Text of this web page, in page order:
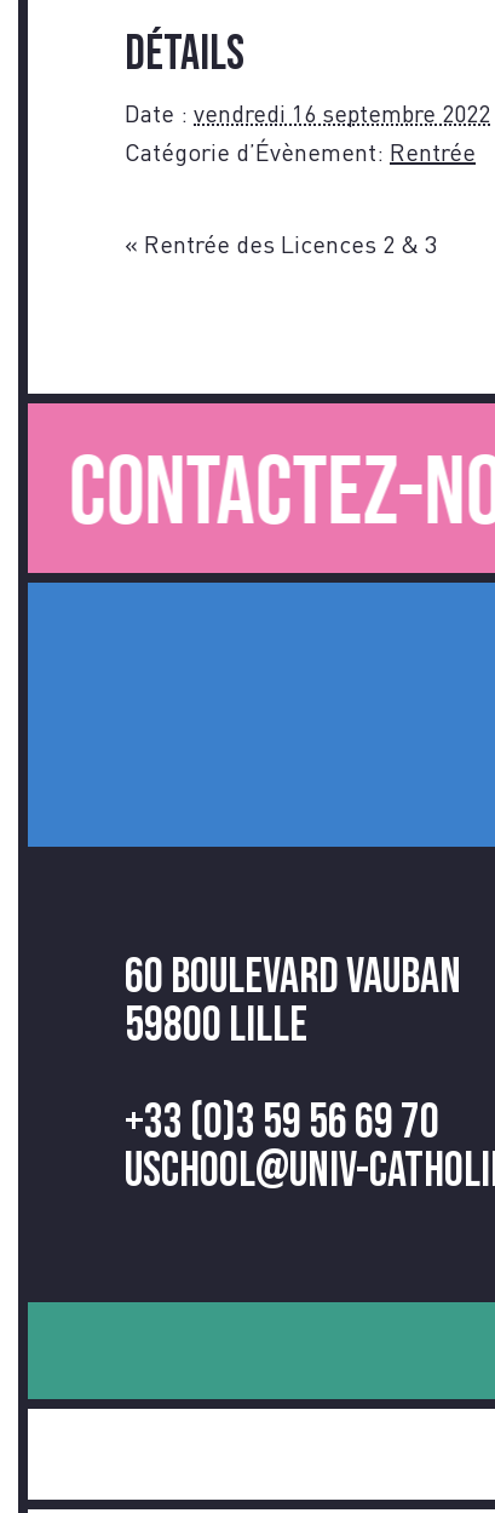
Détails
Date : vendredi 16 septembre 2022
Catégorie d’Évènement: Rentrée
« Rentrée des Licences 2 & 3
nous.
60 Boulevard Vauban
59800 Lille
+33 (0)3 59 56 69 70
uschool@univ-